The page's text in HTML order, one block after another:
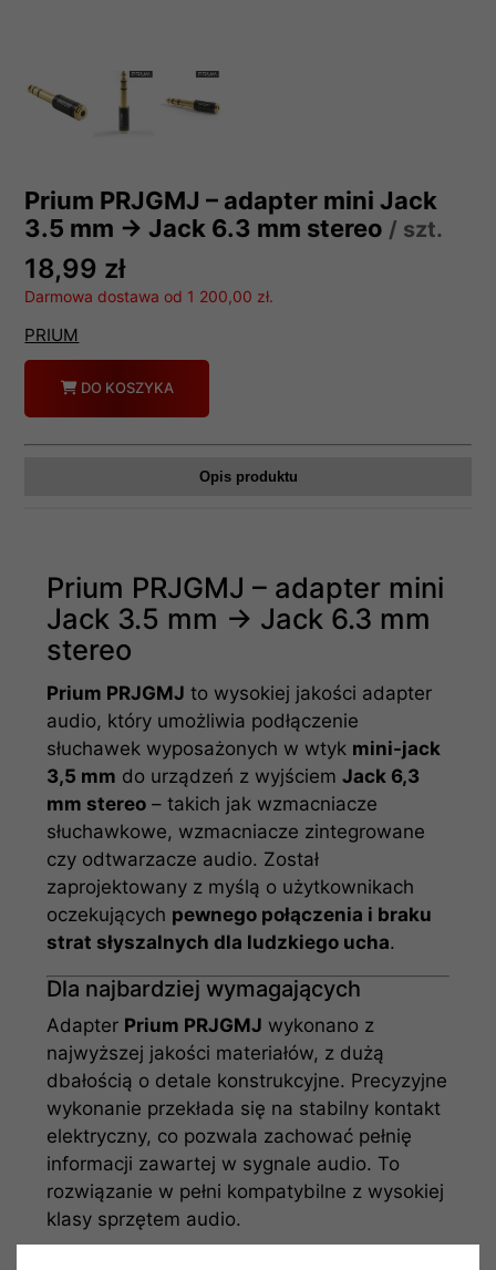
Prium PRJGMJ – adapter mini Jack
3.5 mm → Jack 6.3 mm stereo / szt.
18,99 zł
Darmowa dostawa od 1 200,00 zł.
PRIUM
Ilość DO KOSZYKA
Opis produktu
Prium PRJGMJ – adapter mini
Jack 3.5 mm → Jack 6.3 mm
stereo
Prium PRJGMJ to wysokiej jakości adapter
audio, który umożliwia podłączenie
słuchawek wyposażonych w wtyk mini-jack
3,5 mm do urządzeń z wyjściemJack 6,3
mm stereo – takich jak wzmacniacze
słuchawkowe, wzmacniacze zintegrowane
czy odtwarzacze audio. Został
zaprojektowany z myślą o użytkownikach
oczekujących pewnego połączenia i braku
strat słyszalnych dla ludzkiego ucha.
Dla najbardziej wymagających
Adapter Prium PRJGMJ wykonano z
najwyższej jakości materiałów, z dużą
dbałością o detale konstrukcyjne. Precyzyjne
wykonanie przekłada się na stabilny kontakt
elektryczny, co pozwala zachować pełnię
informacji zawartej w sygnale audio. To
rozwiązanie w pełni kompatybilne z wysokiej
klasy sprzętem audio.